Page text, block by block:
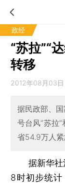
政经
“苏拉”“
转移
2012年08月03日
据民政部、
号台风“苏拉
省54.9万人
据新华社
8时初步统计